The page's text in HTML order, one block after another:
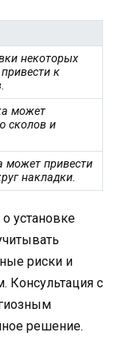
некоторых
к
может
сколов и
может привести
накладки.
установке
риски и
Консультация с
решение.